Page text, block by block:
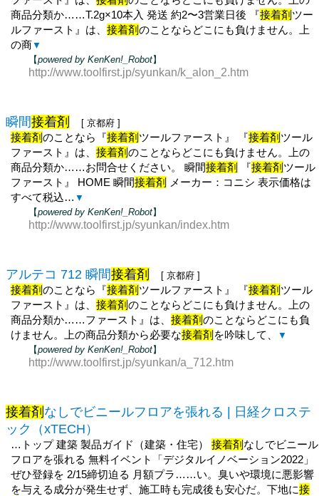
商品分類か……T.2g×10本入 発送 約2〜3営業日後 『接着剤 ツー
ルファースト』は、接着剤のことならどこにも負けません。上
の商▼
【powered by KenKen!_Robot】
http://www.toolfirst.jp/syunkan/k_alon_2.htm
瞬間接着剤 [ 京都府 ]
接着剤のことなら『接着剤 ツールファースト』 『接着剤 ツール
ファースト』は、接着剤のことならどこにも負けません。上の
商品分類か……お問合せください。 瞬間接着剤 『接着剤 ツール
ファースト』 HOME 瞬間接着剤
メーカー：コニシ 表示価格は
すべて税込… ▼
【powered by KenKen!_Robot】
http://www.toolfirst.jp/syunkan/index.htm
アルテコ 712 瞬間接着剤 [ 京都府 ]
接着剤のことなら『接着剤 ツールファースト』 『接着剤 ツール
ファースト』は、接着剤のことならどこにも負けません。上の
商品分類か……ファースト』は、接着剤のことならどこにも負
けません。上の商品分類から必要な接着剤 を吟味して、 ▼
【powered by KenKen!_Robot】
http://www.toolfirst.jp/syunkan/a_712.htm
接着剤 なしでビニールフロアを張れる | 日経クロステ
ック（xTECH）
…トップ 建築 製品ガイド（建築・住宅）接着剤 なしでビニール
フロアを張れる 無料イベント「デジタルイノベーション2022」
ぜひ登録を 2/15締切迫る 月額プラ……い。臭いや環境に悪影響
を与える成分が発生せず、施工時も完成後も安心だ。下地に接